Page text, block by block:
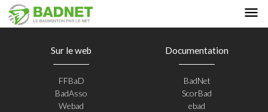
Sur le web
FFBaD
BadAsso
Webad
Documentation
BadNet
ScorBad
ebad